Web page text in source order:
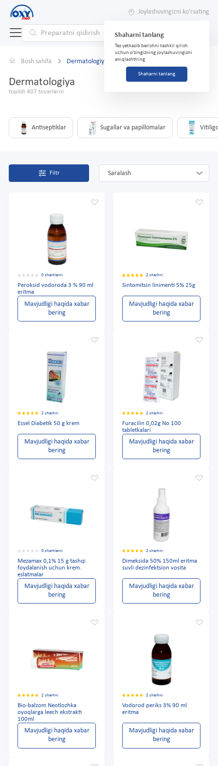
Joylashuvingizni ko'rsating
Shaharni tanlang
Tez yetkazib berishni tashkil qilish
uchun o'zingizning joylashuvingizni
aniqlashtiring
Shaharni tanlang
Bosh sahifa Dermatologiya
Dermatologiya
topildi 407 tovarlarni
Antiseptiklar Sugallar va papillomalar
Filtr Saralash
0 sharhlarni
Peroksid vodoroda 3 % 90 ml
eritma
Mavjudligi haqida xabar
bering
2 sharhni
Sintomitsin linimenti 5% 25g
Mavjudligi haqida xabar
bering
2 sharhni
Essel Diabetik 50 g krem
Mavjudligi haqida xabar
bering
2 sharhni
Furacilin 0,02g No 100
tabletkalari
Mavjudligi haqida xabar
bering
0 sharhlarni
Mezamax 0,1% 15 g tashqi
foydalanish uchun krem.
eslatmalar
Mavjudligi haqida xabar
bering
2 sharhni
Dimeksida 50% 150ml eritma
suvli dezinfektsion vosita
Mavjudligi haqida xabar
bering
2 sharhni
Bio-balzom Neotlozhka
oyoqlarga leech ekstrakti
100ml
Mavjudligi haqida xabar
bering
2 sharhni
Vodorod periks 3% 90 ml
eritma
Mavjudligi haqida xabar
bering